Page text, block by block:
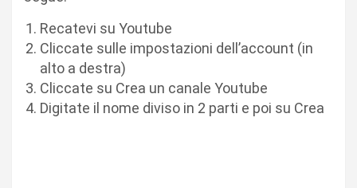
Recatevi su Youtube
Cliccate sulle impostazioni dell’account (in
alto a destra)
Cliccate su Crea un canale Youtube
Digitate il nome diviso in 2 parti e poi su Crea